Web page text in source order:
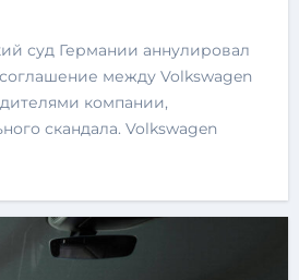
между Volkswagen
компании,
скандала. Volkswagen